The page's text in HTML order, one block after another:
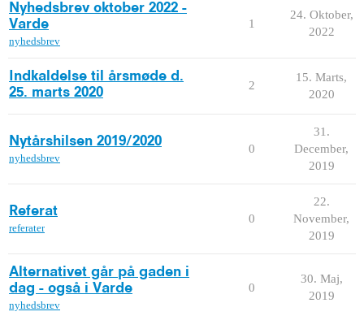
Nyhedsbrev oktober 2022 -
Varde
nyhedsbrev
1
24. Oktober,
2022
Indkaldelse til årsmøde d.
25. marts 2020
2
15. Marts,
2020
Nytårshilsen 2019/2020
nyhedsbrev
0
31.
December,
2019
Referat
referater
0
22.
November,
2019
Alternativet går på gaden i
dag - også i Varde
nyhedsbrev
0
30. Maj,
2019